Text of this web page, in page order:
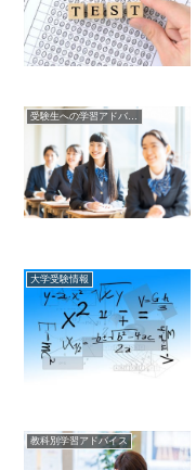
受験生への学習アドバイス
大学受験情報
教科別学習アドバイス